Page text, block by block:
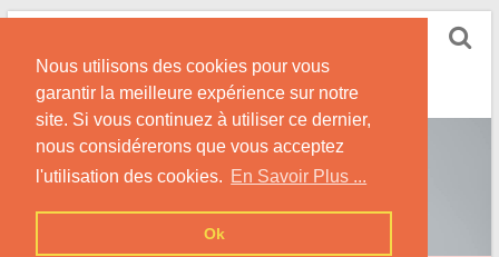
Nous utilisons des cookies pour vous
garantir la meilleure expérience sur notre
site. Si vous continuez à utiliser ce dernier,
nous considérerons que vous acceptez
l'utilisation des cookies. En Savoir Plus ...
Ok
Skip
content
Conseils et Infos pour la Rencontre d'une Belle
Africaine !